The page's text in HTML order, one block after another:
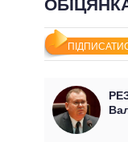
СТРІЧКА
ПОДІЇ
СТАТТІ
ДУМКИ
ОГЛЯДИ
УСІ
ПРЕЗИДЕНТ